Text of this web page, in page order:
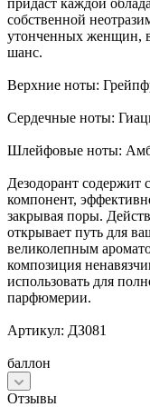
собственной
утонченных женщин,
шанс.
Верхние ноты:
Сердечные ноты:
Шлейфовые ноты:
Дезодорант содержит
компонент,
закрывая поры.
открывает путь для
великолепным
композиция
использовать для
парфюмерии.
Артикул: ДЗ081
баллон
Отзывы